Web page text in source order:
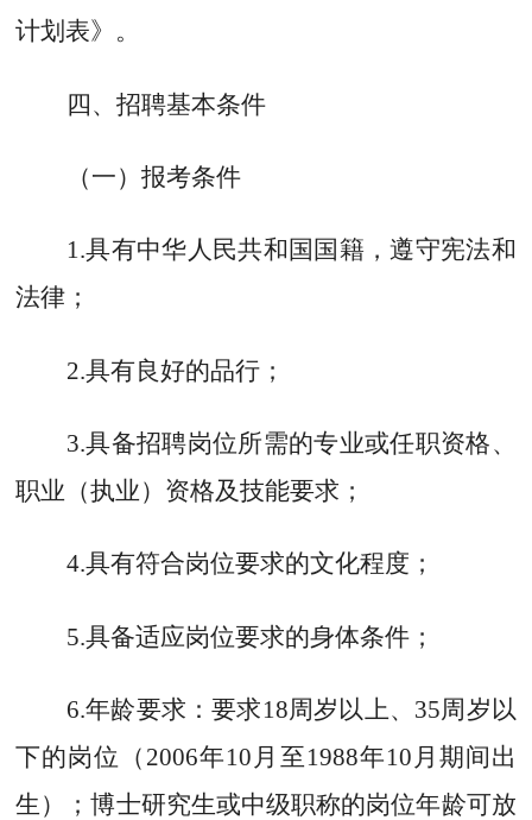
计划表》。
四、招聘基本条件
（一）报考条件
1.具有中华人民共和国国籍，遵守宪法和
法律；
2.具有良好的品行；
3.具备招聘岗位所需的专业或任职资格、
职业（执业）资格及技能要求；
4.具有符合岗位要求的文化程度；
5.具备适应岗位要求的身体条件；
6.年龄要求：要求18周岁以上、 35周岁以
下的岗位（ 2006年10 月 至1988年10 月 期间出
生）；博士研究生或中级职称的岗位年龄可放